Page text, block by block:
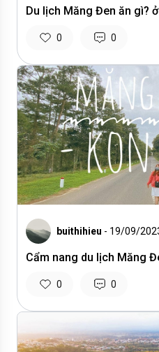
Du lịch Măng Đen ăn gì?
0 0
buithihieu - 19/09/
Cẩm nang du lịch Măng
0 0